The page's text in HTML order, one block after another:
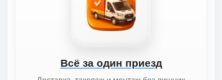
Всё за один приезд